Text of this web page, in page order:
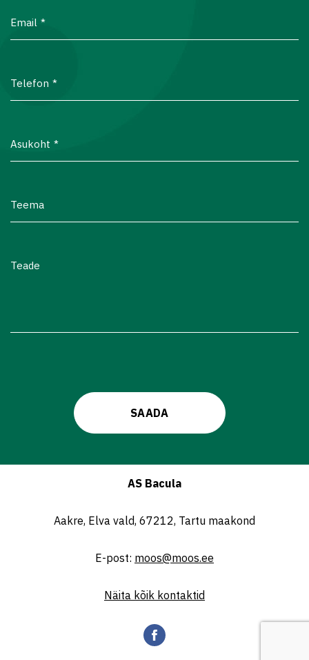
Email
Telefon
Asukoht
Teema
Teade
AS Bacula
Aakre, Elva vald, 67212, Tartu maakond
E-post: moos@moos.ee
Näita kõik kontaktid